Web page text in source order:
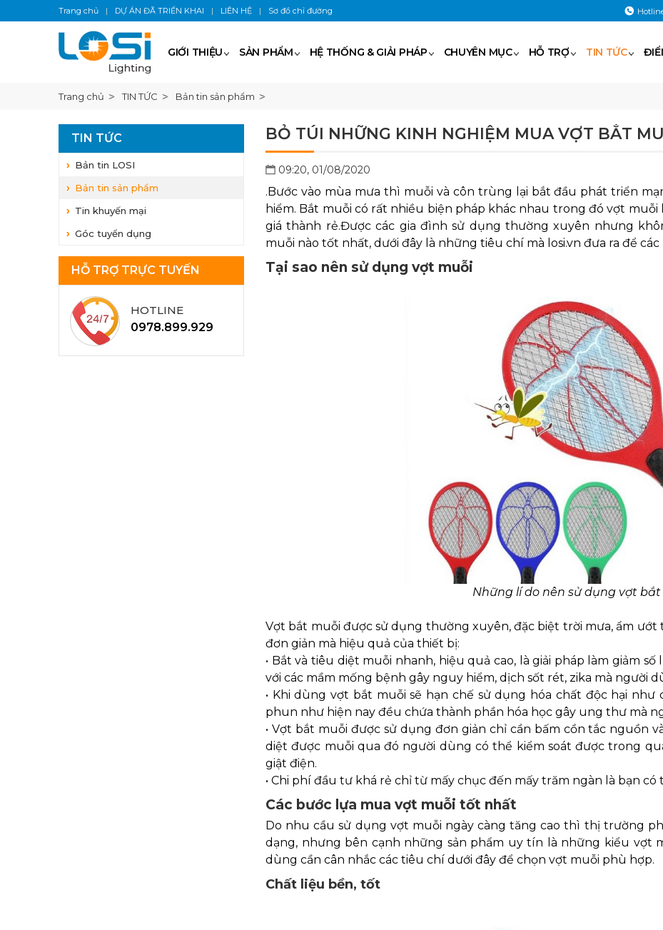
GIỚI THIỆU SẢN PHẨM HỆ THỐNG & GIẢI PHÁP CHUYÊN MỤC HỖ TRỢ TIN TỨC
Trang chủ TIN TỨC Bản tin sản phẩm
TIN TỨC
Bản tin LOSI
Bản tin sản phẩm
Tin khuyến mại
Góc tuyển dụng
HỖ TRỢ TRỰC TUYẾN
HOTLINE
0978.899.929
BỎ TÚI NHỮNG KINH NGHIỆM MUA VỢT BẮT
09:20, 01/08/2020
.Bước vào mùa mưa thì muỗi và côn trùng lại bắt đầu phát triển
hiểm. Bắt muỗi có rất nhiều biện pháp khác nhau trong đó vợt
giá thành rẻ.Được các gia đình sử dụng thường xuyên nhưng
muỗi nào tốt nhất, dưới đây là những tiêu chí mà losi.vn đưa ra để
Tại sao nên sử dụng vợt muỗi
Những lí do nên sử dụng vợt
Vợt bắt muỗi được sử dụng thường xuyên, đặc biệt trời mưa, ẩm
đơn giản mà hiệu quả của thiết bị:
• Bắt và tiêu diệt muỗi nhanh, hiệu quả cao, là giải pháp làm giảm
với các mầm mống bệnh gây nguy hiểm, dịch sốt rét, zika mà người
• Khi dùng vợt bắt muỗi sẽ hạn chế sử dụng hóa chất độc hại
phun như hiện nay đều chứa thành phần hóa học gây ung thư mà
• Vợt bắt muỗi được sử dụng đơn giản chỉ cần bấm cồn tắc nguồn
diệt được muỗi qua đó người dùng có thể kiểm soát được trong
giật điện.
• Chi phí đầu tư khá rẻ chỉ từ mấy chục đến mấy trăm ngàn là bạn
Các bước lựa mua vợt muỗi tốt nhất
Do nhu cầu sử dụng vợt muỗi ngày càng tăng cao thì thị trường
dạng, nhưng bên cạnh những sản phẩm uy tín là những kiểu vợt
dùng cần cân nhắc các tiêu chí dưới đây để chọn vợt muỗi phù hợp.
Chất liệu bền, tốt
Trang chủ | DỰ ÁN ĐÃ TRIỂN KHAI | LIÊN HỆ | Sơ đồ chỉ đường